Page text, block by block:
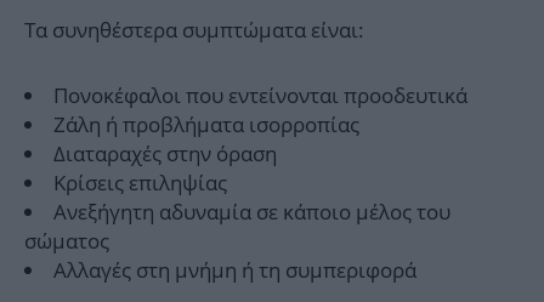
Τα συνηθέστερα συμπτώματα είναι:
Πονοκέφαλοι που εντείνονται προοδευτικά
Ζάλη ή προβλήματα ισορροπίας
Διαταραχές στην όραση
Κρίσεις επιληψίας
Ανεξήγητη αδυναμία σε κάποιο μέλος του
σώματος
Αλλαγές στη μνήμη ή τη συμπεριφορά